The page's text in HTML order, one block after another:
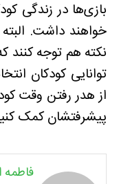
بازی‌ها در زندگی
خواهند داشت.
نکته هم توجه کنند
توانایی کودکان
از هدر رفتن وقت
پیشرفتشان کمک
فاطمه